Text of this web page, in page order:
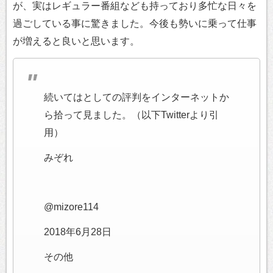
が、実はレギュラー番組なども持っており多忙な日々を
過ごしている事に驚きました。今後も勢いに乗って仕事
が増えると良いと思います。
続いてはとしての評判をインターネットか
ら拾って見ました。（以下Twitterより引
用）
みぞれ
@mizore114
2018年6月28日
その他